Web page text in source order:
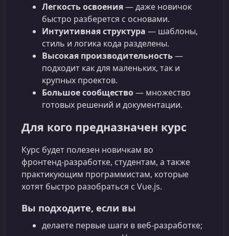
Легкость освоения— даже новичок
быстро разберется с основами.
Интуитивная структура — шаблоны,
стиль и логика кода разделены.
Высокая производительность—
подходит как для маленьких, так и
крупных проектов.
Большое сообщество— множество
готовых решений и документации.
Для кого предназначен курс
Курс будет полезен новичкам во
фронтенд‑разработке, студентам, а также
практикующим программистам, которые
хотят быстро разобраться с Vue.js.
Вы подходитe, если вы
делаете первые шаги в веб‑разработке;